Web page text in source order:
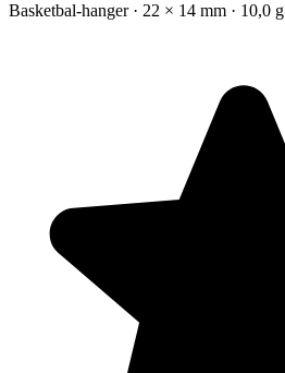
Basketbal-hanger · 22 × 14 mm · 10,0 g